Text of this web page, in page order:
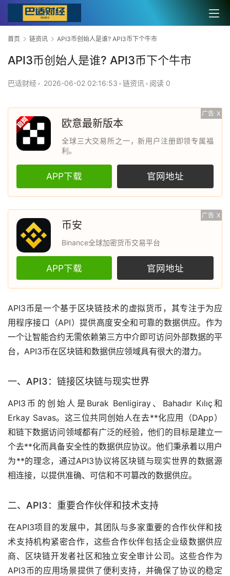
首页 链资讯 API3币创始人是谁? API3币下个牛市
API3币创始人是谁? API3币下个牛市
巴适财经• 2026-06-02 02:16:53 •链资讯 • 阅读 0
广告 X
欧意最新版本
全球三大交易所之一，新用户注册即领专属福
利。
APP下载 官网地址
广告 X
币安
Binance全球加密货币交易平台
APP下载 官网地址
API3币是一个基于区块链技术的虚拟货币 ，其专注于为应
用程序接口（API）提供高度安全和可靠的数据供应。作为
一个让智能合约无需依赖第三方中介即可访问外部数据的平
台，API3币在区块链和数据供应领域具有很大的潜力。
一、API3：链接区块链与现实世界
API3币的创始人是Burak Benligiray、Bahadır Kılıç和
Erkay Savas。这三位共同创始人在去**化应用（DApp）
和链下数据访问领域都有广泛的经验，他们的目标是建立一
个去**化而具备安全性的数据供应协议。他们秉承着以用户
为**的理念，通过API3协议将区块链与现实世界的数据源
相连接，以提供准确、可信和不可篡改的数据供应。
二、API3：重要合作伙伴和技术支持
在API3项目的发展中，其团队与多家重要的合作伙伴和技
术支持机构紧密合作，这些合作伙伴包括企业级数据供应
商、区块链开发者社区和独立安全审计公司。这些合作为
API3币的应用场景提供了便利支持，并确保了协议的稳定